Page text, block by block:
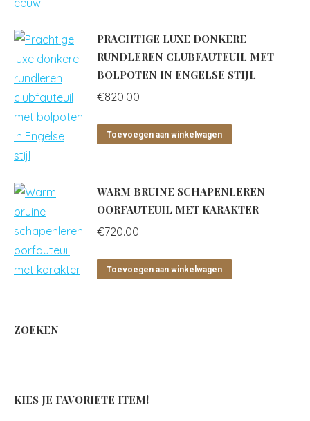
PRACHTIGE LUXE DONKERE
RUNDLEREN CLUBFAUTEUIL MET
BOLPOTEN IN ENGELSE STIJL
€820.00
Toevoegen aan winkelwagen
WARM BRUINE SCHAPENLEREN
OORFAUTEUIL MET KARAKTER
€720.00
Toevoegen aan winkelwagen
ZOEKEN
KIES JE FAVORIETE ITEM!